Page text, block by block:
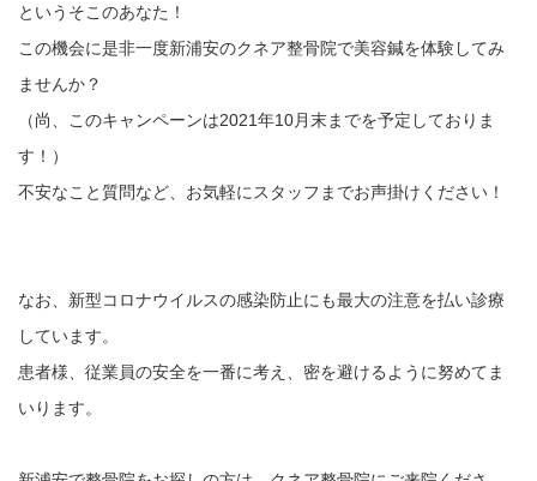
というそこのあなた！
この機会に是非一度新浦安のクネア整骨院で美容鍼を体験してみ
ませんか？
（尚、このキャンペーンは2021年10月末までを予定しておりま
す！）
不安なこと質問など、お気軽にスタッフまでお声掛けください！
なお、新型コロナウイルスの感染防止にも最大の注意を払い診療
しています。
患者様、従業員の安全を一番に考え、密を避けるように努めてま
いります。